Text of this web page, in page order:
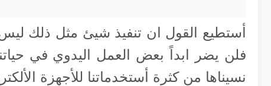
أستطيع القول ان تنفيذ شيئ مثل ذلك
فلن يضر ابداً بعض العمل اليدوي في
نسيناها من كثرة أستخدماتنا للأجهزة